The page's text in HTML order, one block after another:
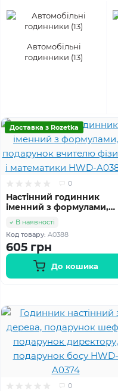
Автомобільні
годинники (13)
Доставка з Rozetka
0
Настінний годинник
іменний з формулами,
подарунок вчителю
фізики і математики
HWD-A0388
В наявності
Код товару: A0388
605 грн
До кошика
0